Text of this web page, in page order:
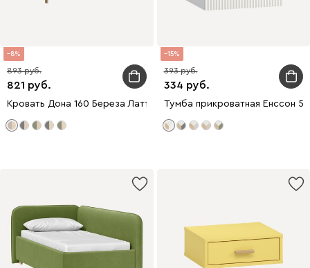
8
821
893
Кровать Дона 160 Береза Латте
15
334
393
Тумба прикроватная Енссон